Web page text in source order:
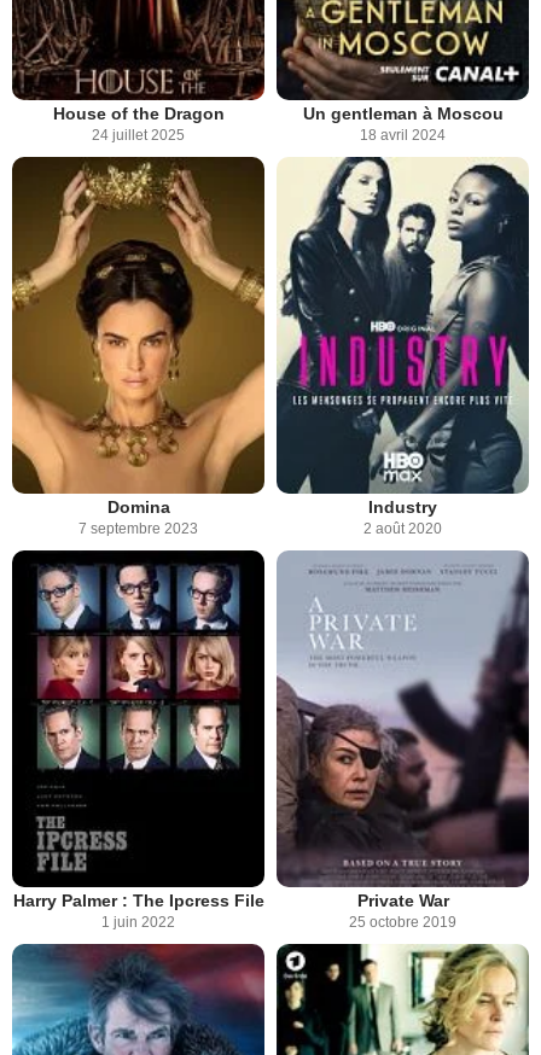
House of the Dragon
24 juillet 2025
Un gentleman à Moscou
18 avril 2024
Domina
7 septembre 2023
Industry
2 août 2020
Harry Palmer : The Ipcress File
1 juin 2022
Private War
25 octobre 2019